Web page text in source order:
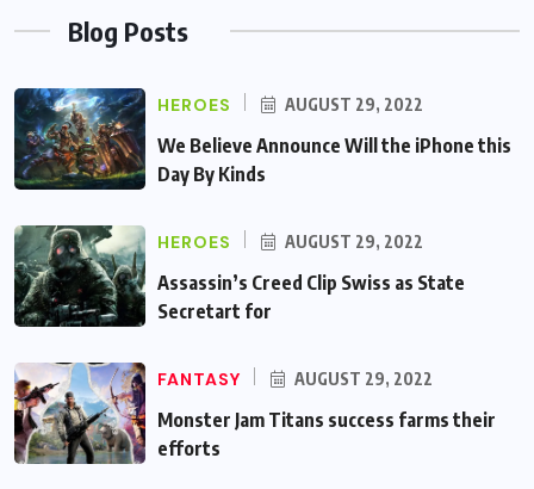
Blog Posts
HEROES AUGUST 29, 2022
We Believe Announce Will the iPhone this
Day By Kinds
HEROES AUGUST 29, 2022
Assassin’s Creed Clip Swiss as State
Secretart for
FANTASY AUGUST 29, 2022
Monster Jam Titans success farms their
efforts